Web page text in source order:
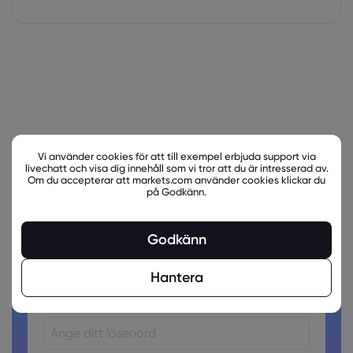
Skapa ett konto!
Vi använder cookies för att till exempel erbjuda support via
livechatt och visa dig innehåll som vi tror att du är intresserad av.
Om du accepterar att markets.com använder cookies klickar du
på Godkänn.
Godkänn
Hantera